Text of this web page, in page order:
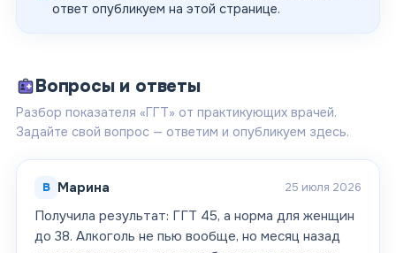
ответ опубликуем на этой странице.
Вопросы и ответы
Разбор показателя «ГГТ» от практикующих врачей.
Задайте свой вопрос — ответим и опубликуем здесь.
В Марина 25 июля 2026
Получила результат: ГГТ 45, а норма для женщин
до 38. Алкоголь не пью вообще, но месяц назад